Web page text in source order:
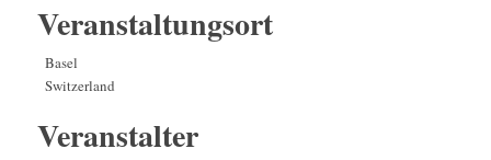
Veranstaltungsort
Basel
Switzerland
Veranstalter